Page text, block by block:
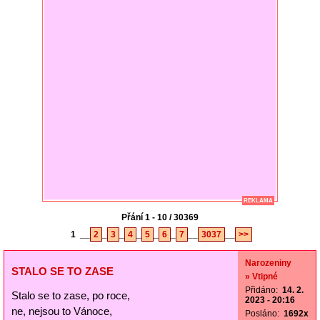
REKLAMA
Přání 1 - 10 / 30369
1
2 3 4 5 6 7 3037 >>
STALO SE TO ZASE
Stalo se to zase, po roce,
ne, nejsou to Vánoce,
Narozeniny
» Vtipné
Přidáno: 14. 2.
2023 - 20:16
Posláno: 1692x